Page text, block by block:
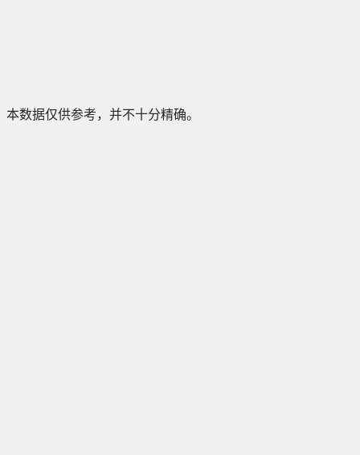
本数据仅供参考，并不十分精确。